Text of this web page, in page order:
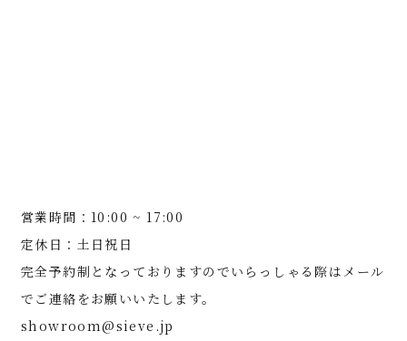
営業時間：10:00 ~ 17:00
定休日：土日祝日
完全予約制となっておりますのでいらっしゃる際はメール
でご連絡をお願いいたします。
showroom@sieve.jp